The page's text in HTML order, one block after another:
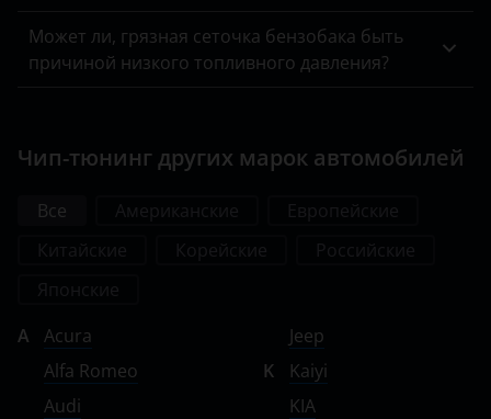
Может ли, грязная сеточка бензобака быть
причиной низкого топливного давления?
Чип-тюнинг других марок автомобилей
Все
A
Acura
Alfa Romeo
Audi
Jeep
K
Kaiyi
KIA